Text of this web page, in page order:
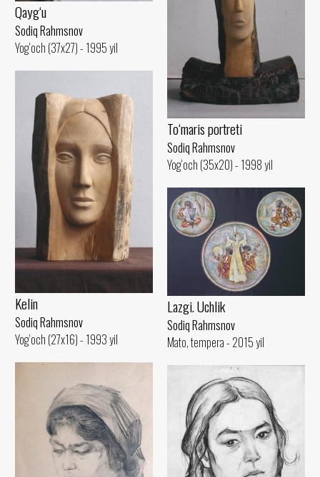
Qayg‘u
Sodiq Rahmsnov
Yog‘och (37x27) - 1995 yil
To‘maris portreti
Sodiq Rahmsnov
Yog‘och (35x20) - 1998 yil
Kelin
Sodiq Rahmsnov
Yog‘och (27x16) - 1993 yil
Lazgi. Uchlik
Sodiq Rahmsnov
Mato, tempera - 2015 yil